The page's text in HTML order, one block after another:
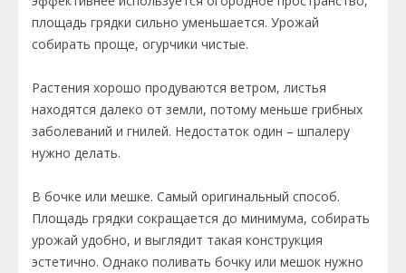
площадь грядки сильно уменьшается. Урожай
собирать проще, огурчики чистые.
Растения хорошо продуваются ветром, листья
находятся далеко от земли, потому меньше грибных
заболеваний и гнилей. Недостаток один – шпалеру
нужно делать.
В бочке или мешке. Самый оригинальный способ.
Площадь грядки сокращается до минимума, собирать
урожай удобно, и выглядит такая конструкция
эстетично. Однако поливать бочку или мешок нужно